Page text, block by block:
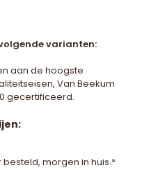
varianten:
aan de hoogste
Van Beekum
gecertificeerd.
morgen in huis.*